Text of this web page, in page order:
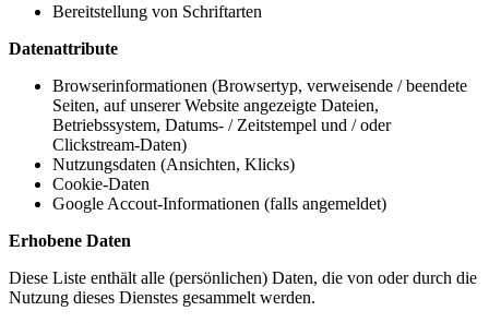
Bereitstellung von Schriftarten
Datenattribute
Browserinformationen (Browsertyp, verweisende / beendete
Seiten, auf unserer Website angezeigte Dateien,
Betriebssystem, Datums- / Zeitstempel und / oder
Clickstream-Daten)
Nutzungsdaten (Ansichten, Klicks)
Cookie-Daten
Google Accout-Informationen (falls angemeldet)
Erhobene Daten
Diese Liste enthält alle (persönlichen) Daten, die von oder durch die
Nutzung dieses Dienstes gesammelt werden.